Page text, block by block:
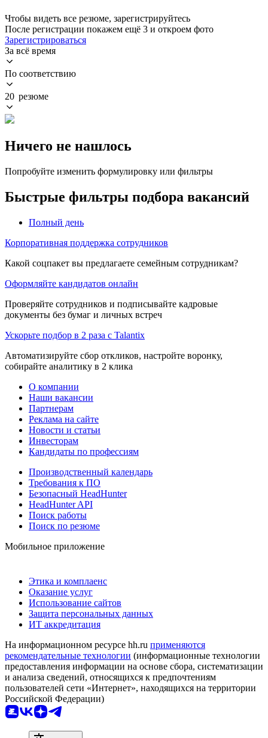
Чтобы видеть все резюме, зарегистрируйтесь
После регистрации покажем ещё 3 и откроем фото
Зарегистрироваться
За всё время
По соответствию
20 резюме
Ничего не нашлось
Попробуйте изменить формулировку или фильтры
Быстрые фильтры подбора вакансий
Полный день
Корпоративная поддержка сотрудников
Какой соцпакет вы предлагаете семейным сотрудникам?
Оформляйте кандидатов онлайн
Проверяйте сотрудников и подписывайте кадровые
документы без бумаг и личных встреч
Ускорьте подбор в 2 раза с Talantix
Автоматизируйте сбор откликов, настройте воронку,
собирайте аналитику в 2 клика
О компании
Наши вакансии
Партнерам
Реклама на сайте
Новости и статьи
Инвесторам
Кандидаты по профессиям
Производственный календарь
Требования к ПО
Безопасный HeadHunter
HeadHunter API
Поиск работы
Поиск по резюме
Мобильное приложение
Этика и комплаенс
Оказание услуг
Использование сайтов
Защита персональных данных
ИТ аккредитация
На информационном ресурсе hh.ru применяются
рекомендательные технологии (информационные технологии
предоставления информации на основе сбора, систематизации
и анализа сведений, относящихся к предпочтениям
пользователей сети «Интернет», находящихся на территории
Российской Федерации)